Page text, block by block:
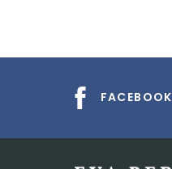
FACEBOOK